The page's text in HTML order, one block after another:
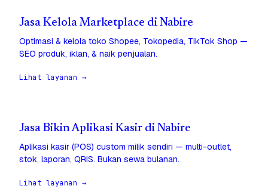
Jasa Kelola Marketplace di Nabire
Optimasi & kelola toko Shopee, Tokopedia, TikTok Shop —
SEO produk, iklan, & naik penjualan.
Lihat layanan →
Jasa Bikin Aplikasi Kasir di Nabire
Aplikasi kasir (POS) custom milik sendiri — multi-outlet,
stok, laporan, QRIS. Bukan sewa bulanan.
Lihat layanan →